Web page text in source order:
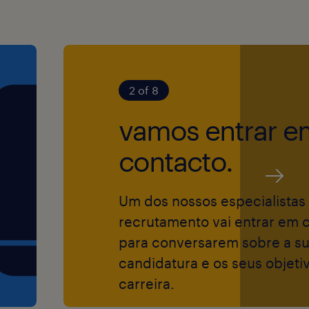
informáticos na
ajudar e
nos visita.
projetos. Só
ideias em
2 of 8
vamos entrar
contacto.
Um dos nossos
recrutamento vai entrar em
para conversarem sobre a
candidatura e os seus
carreira.